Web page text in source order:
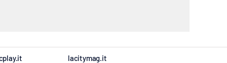
lacitymag.it